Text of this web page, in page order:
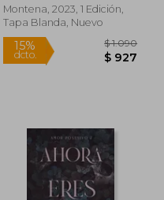
Montena, 2023, 1 Edición,
Tapa Blanda, Nuevo